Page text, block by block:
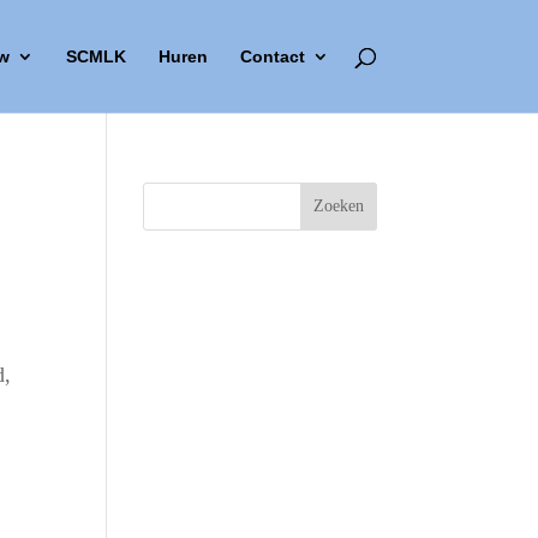
SCMLK Huren Contact